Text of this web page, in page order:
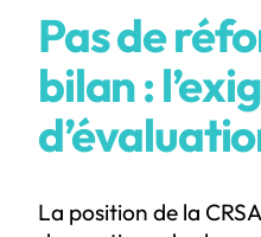
Pas de
bilan :
La position de la